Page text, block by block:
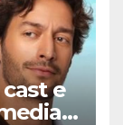
e